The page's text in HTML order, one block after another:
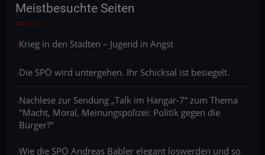
Meistbesuchte Seiten
Krieg in den Städten – Jugend in Angst
Die SPÖ wird untergehen. Ihr Schicksal ist besiegelt.
Nachlese zur Sendung „Talk im Hangar-7“ zum Thema
"Macht, Moral, Meinungspolizei: Politik gegen die
Bürger?"
Wie die SPÖ Andreas Babler elegant loswerden und so